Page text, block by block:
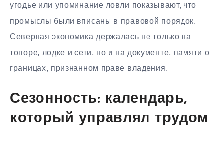
угодье или упоминание ловли показывают, что
промыслы были вписаны в правовой порядок.
Северная экономика держалась не только на
топоре, лодке и сети, но и на документе, памяти о
границах, признанном праве владения.
Сезонность: календарь,
который управлял трудом